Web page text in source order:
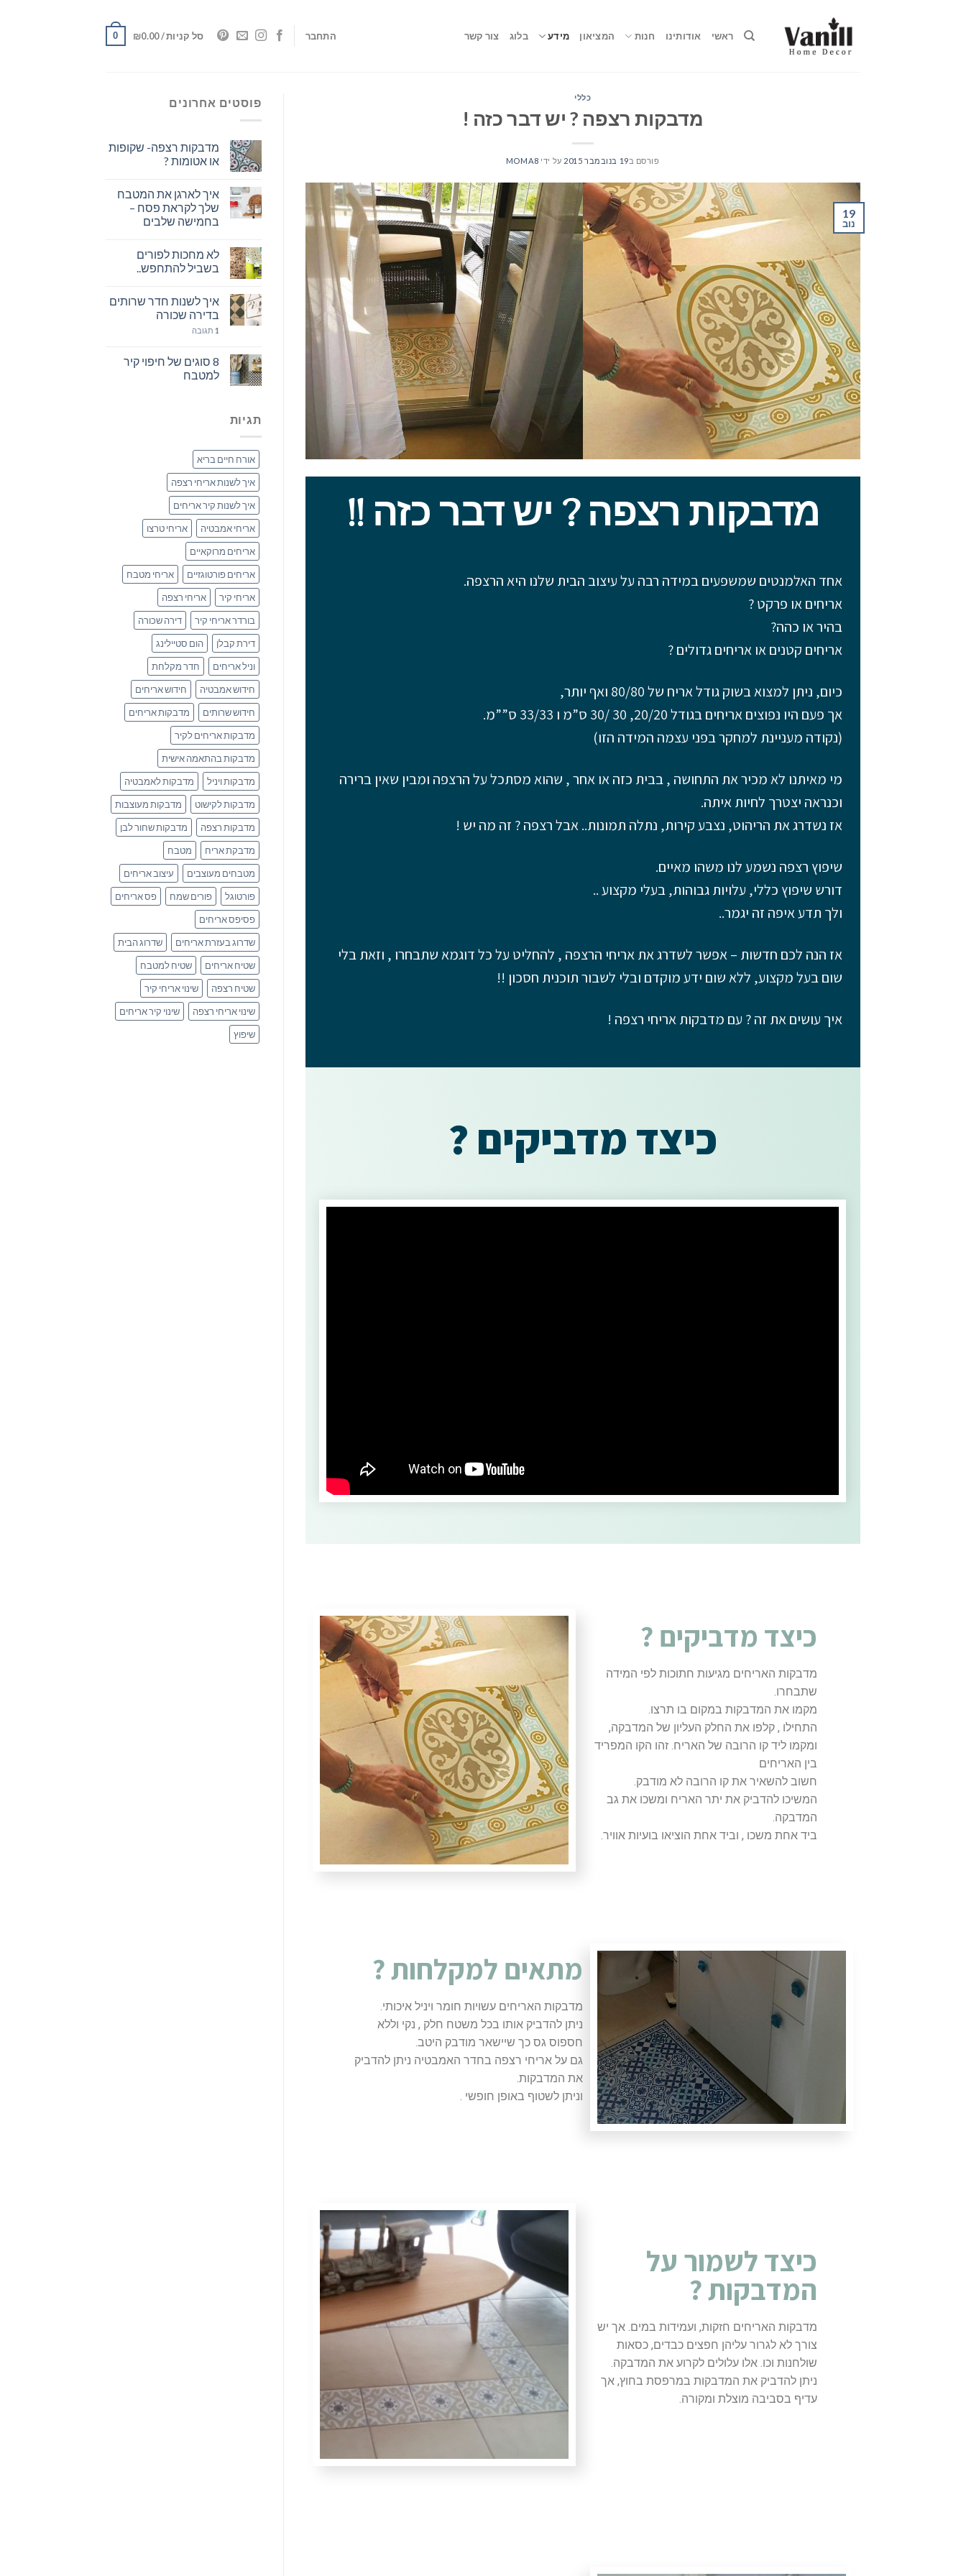
ראשי אודותינו חנות המציאון מידע בלוג צור קשר התחבר סל קניות / ₪0.00
0
כללי
מדבקות רצפה ? יש דבר כזה !
פורסם ב19 בנובמבר 2015 על ידי MOMA8
19
נוב
מדבקות רצפה ? יש דבר כזה !!
אחד האלמנטים שמשפעים במידה רבה על עיצוב הבית שלנו היא הרצפה.
אריחים או פרקט ?
בהיר או כהה?
אריחים קטנים או אריחים גדולים ?
כיום, ניתן למצוא בשוק גודל אריח של 80/80 ואף יותר,
אך פעם היו נפוצים אריחים בגודל 20/20, 30 /30 ס”מ ו 33/33 ס””מ.
(נקודה מעניינת למחקר בפני עצמה המידה הזו)
מי מאיתנו לא מכיר את התחושה , בבית כזה או אחר , שהוא מסתכל על הרצפה ומבין שאין ברירה
וכנראה יצטרך לחיות איתה.
אז נשדרג את הריהוט, נצבע קירות, נתלה תמונות.. אבל רצפה ? זה מה יש !
שיפוץ רצפה נשמע לנו משהו מאיים.
דורש שיפוץ כללי, עלויות גבוהות, בעלי מקצוע ..
ולך תדע איפה זה יגמר..
אז הנה לכם חדשות – אפשר לשדרג את אריחי הרצפה , להחליט על כל דוגמא שתבחרו , וזאת בלי
שום בעל מקצוע, ללא שום ידע מוקדם ובלי לשבור תוכנית חסכון !!
איך עושים את זה ? עם מדבקות אריחי רצפה !
כיצד מדביקים ?
כיצד מדביקים ?
מדבקות האריחים מגיעות חתוכות לפי המידה
שתבחרו.
מקמו את המדבקות במקום בו תרצו.
התחילו , קלפו את החלק העליון של המדבקה,
ומקמו ליד קו הרובה של האריח. זהו הקו המפריד
בין האריחים
חשוב להשאיר את קו הרובה לא מודבק.
המשיכו להדביק את יתר האריח ומשכו את גב
המדבקה.
ביד אחת משכו , וביד אחת הוציאו בועיות אוויר.
מתאים למקלחות ?
מדבקות האריחים עשויות חומר ויניל איכותי.
ניתן להדביק אותו בכל משטח חלק , נקי וללא
חספוס גס כך שיישאר מודבק היטב.
גם על אריחי רצפה בחדר האמבטיה ניתן להדביק
את המדבקות.
וניתן לשטוף באופן חופשי .
כיצד לשמור על
המדבקות ?
מדבקות האריחים חזקות, ועמידות במים. אך יש
צורך לא לגרור עליהן חפצים כבדים, כסאות
שולחנות וכו. אלו עלולים לקרוע את המדבקה.
ניתן להדביק את המדבקות במרפסת בחוץ, אך
עדיף בסביבה מוצלת ומקורה.
פוסטים אחרונים
מדבקות רצפה- שקופות
או אטומות ?
איך לארגן את המטבח
שלך לקראת פסח –
בחמישה שלבים
לא מחכות לפורים
בשביל להתחפש..
איך לשנות חדר שרותים
בדירה שכורה
1 תגובה
8 סוגים של חיפוי קיר
למטבח
תגיות
אורח חיים בריא
איך לשנות אריחי רצפה
איך לשנות קיר אריחים
אריחי אמבטיה
אריחי טרצו
אריחים מרוקאיים
אריחים פורטוגזיים
אריחי מטבח
אריחי קיר
אריחי רצפה
בורדר אריחי קיר
דירה שכורה
דירת קבלן
הום סטיילינג
וניל אריחים
חדר מקלחת
חידוש אמבטיה
חידוש אריחים
חידוש שרותים
מדבקות אריחים
מדבקות אריחים לקיר
מדבקות בהתאמה אישית
מדבקות ויניל
מדבקות לאמבטיה
מדבקות לקישוט
מדבקות מעוצבות
מדבקות רצפה
מדבקות שחור לבן
מדבקת אריח
מטבח
מטבחים מעוצבים
עיצוב אריחים
פורטוגל
פורים שמח
פס אריחים
פסיפס אריחים
שדרוג בעזרת אריחים
שדרוג הבית
שטיח אריחים
שטיח למטבח
שטיח רצפה
שינוי אריחי קיר
שינוי אריחי רצפה
שינוי קיר אריחים
שיפוץ